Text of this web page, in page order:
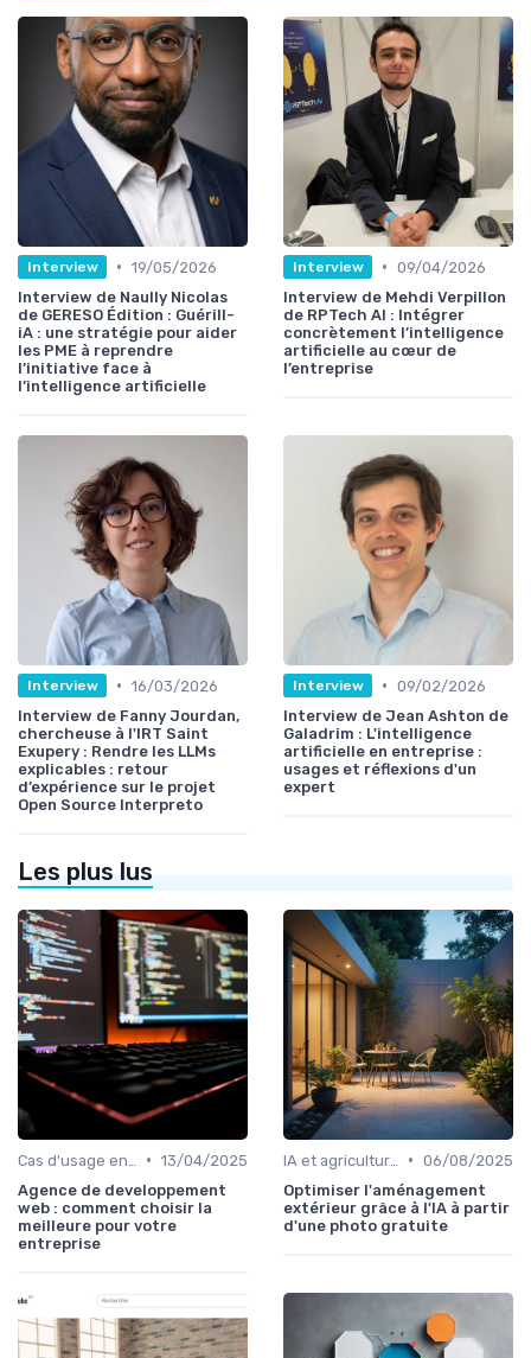
Interview • 19/05/2026
Interview de Naully Nicolas
de GERESO Édition : Guérill-
iA : une stratégie pour aider
les PME à reprendre
l’initiative face à
l’intelligence artificielle
Interview • 09/04/2026
Interview de Mehdi Verpillon
de RPTech AI : Intégrer
concrètement l’intelligence
artificielle au cœur de
l’entreprise
Interview • 16/03/2026
Interview de Fanny Jourdan,
chercheuse à l'IRT Saint
Exupery : Rendre les LLMs
explicables : retour
d’expérience sur le projet
Open Source Interpreto
Interview • 09/02/2026
Interview de Jean Ashton de
Galadrim : L'intelligence
artificielle en entreprise :
usages et réflexions d'un
expert
Les plus lus
• 13/04/2025
Agence de developpement
web : comment choisir la
meilleure pour votre
entreprise
• 06/08/2025
Optimiser l'aménagement
extérieur grâce à l'IA à partir
d'une photo gratuite